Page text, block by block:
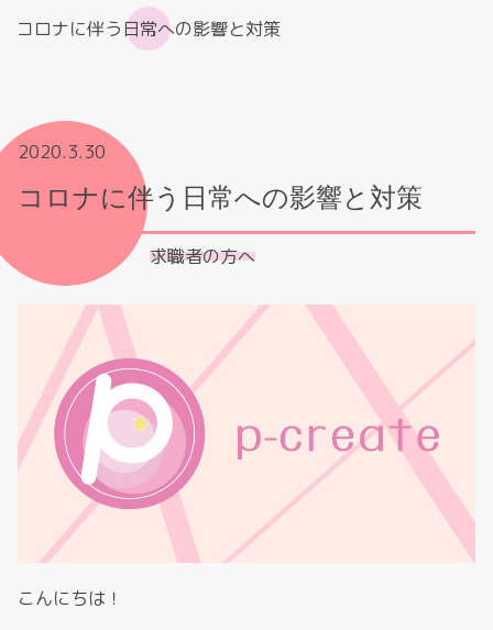
コロナに伴う日常への影響と対策
2020.3.30
コロナに伴う日常への影響と対策
求職者の方へ
こんにちは！